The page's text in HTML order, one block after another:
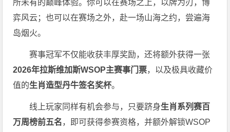
所未有的巅峰体验。你可以在赛场之上，以牌为刃，博
弈风云；也可以在赛场之外，赴一场山海之约，尝遍海
岛烟火。
赛事冠军不仅能收获丰厚奖励，还将额外获得一张
2026年拉斯维加斯WSOP主赛事门票，以及极具收藏价
值的生肖造型丹牛签名奖杯。
线上玩家同样有机会参与，只要跻身生肖系列赛百
万周榜前五名，即可获得参赛资格，并额外解锁WSOP